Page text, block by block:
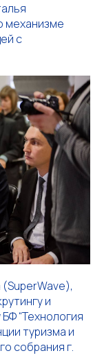
механизме
с
и
“Технология
туризма и
собрания г.